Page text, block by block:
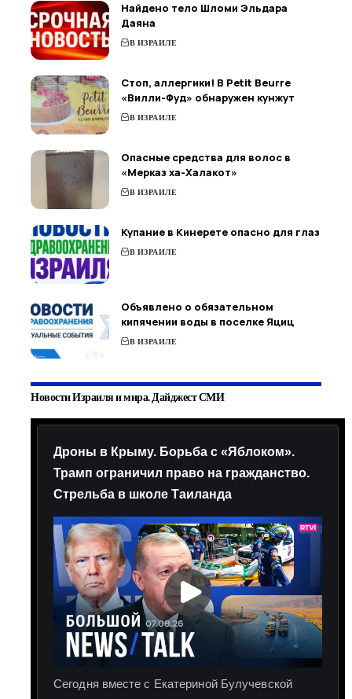
Найдено тело Шломи Эльдара
Даяна
В ИЗРАИЛЕ
Стоп, аллергики! В Petit Beurre
«Вилли-Фуд» обнаружен кунжут
В ИЗРАИЛЕ
Опасные средства для волос в
«Мерказ ха-Халакот»
В ИЗРАИЛЕ
Купание в Кинерете опасно для глаз
В ИЗРАИЛЕ
Объявлено о обязательном
кипячении воды в поселке Яциц
В ИЗРАИЛЕ
Новости Израиля и мира. Дайджест СМИ